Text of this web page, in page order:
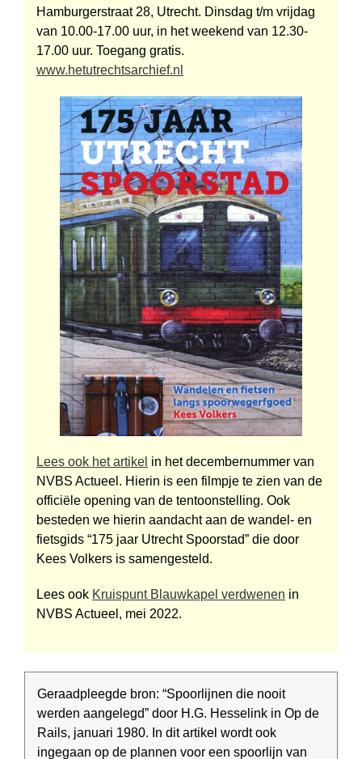
Hamburgerstraat 28, Utrecht. Dinsdag t/m vrijdag
van 10.00-17.00 uur, in het weekend van 12.30-
17.00 uur. Toegang gratis.
www.hetutrechtsarchief.nl
Lees ook het artikel in het decem­ber­nummer van
NVBS Actueel. Hierin is een filmpje te zien van de
officiële opening van de tentoonstelling. Ook
besteden we hierin aandacht aan de wandel- en
fietsgids “175 jaar Utrecht Spoorstad” die door
Kees Volkers is samengesteld.
Lees ook Kruispunt Blauwkapel verdwenen in
NVBS Actueel, mei 2022.
Geraadpleegde bron: “Spoorlijnen die nooit
werden aangelegd” door H.G. Hesselink in Op de
Rails, januari 1980. In dit artikel wordt ook
ingegaan op de plannen voor een spoorlijn van